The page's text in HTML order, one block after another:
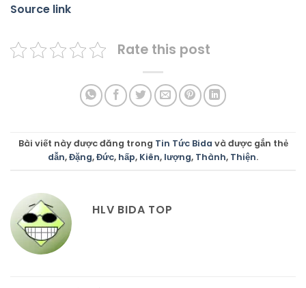
Source link
Rate this post
Bài viết này được đăng trong Tin Tức Bida và được gắn thẻ
dẫn,Đặng,Đức, hấp, Kiên, lượng, Thành, Thiện.
HLV BIDA TOP